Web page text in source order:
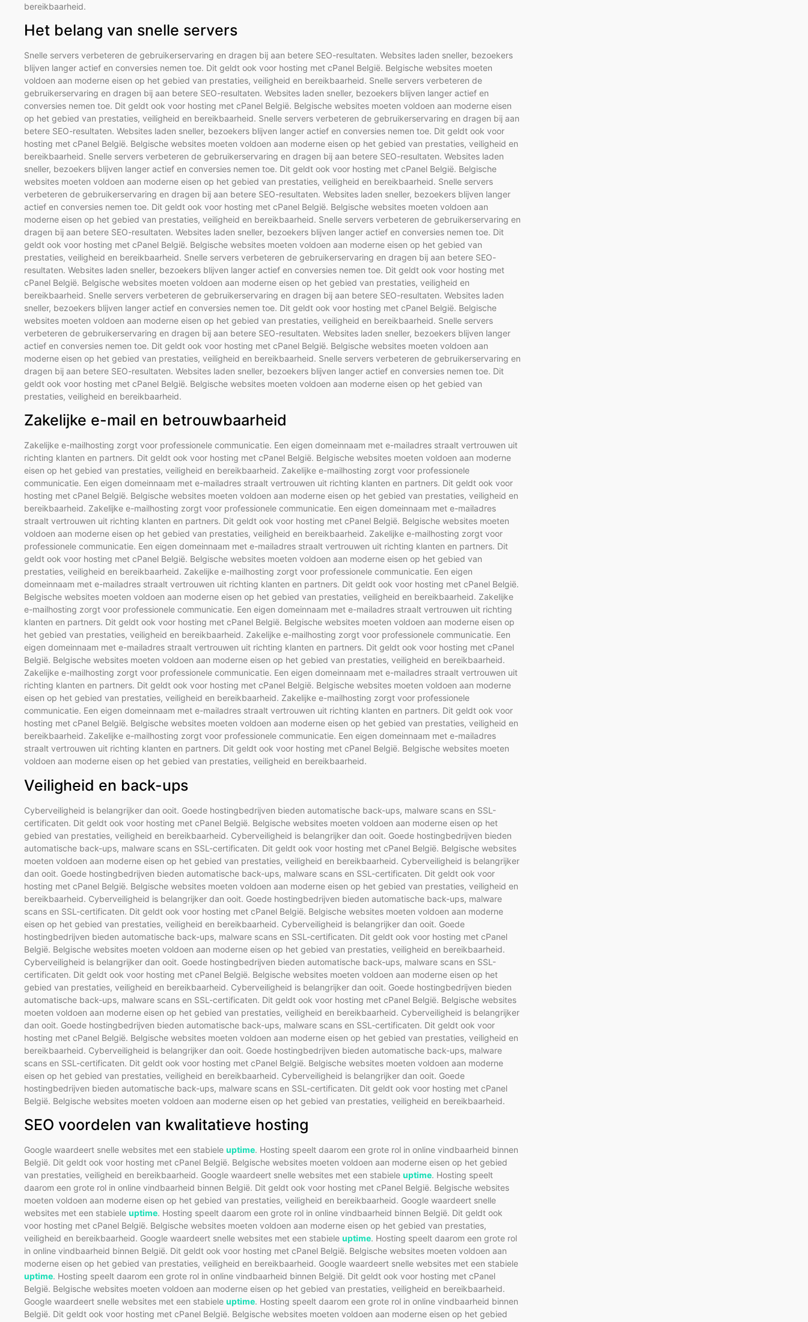
bereikbaarheid.
Het belang van snelle servers
Snelle servers verbeteren de gebruikerservaring en dragen bij aan betere SEO-resultaten. Websites laden sneller, bezoekers
blijven langer actief en conversies nemen toe. Dit geldt ook voor hosting met cPanel België. Belgische websites moeten
voldoen aan moderne eisen op het gebied van prestaties, veiligheid en bereikbaarheid. Snelle servers verbeteren de
gebruikerservaring en dragen bij aan betere SEO-resultaten. Websites laden sneller, bezoekers blijven langer actief en
conversies nemen toe. Dit geldt ook voor hosting met cPanel België. Belgische websites moeten voldoen aan moderne eisen
op het gebied van prestaties, veiligheid en bereikbaarheid. Snelle servers verbeteren de gebruikerservaring en dragen bij aan
betere SEO-resultaten. Websites laden sneller, bezoekers blijven langer actief en conversies nemen toe. Dit geldt ook voor
hosting met cPanel België. Belgische websites moeten voldoen aan moderne eisen op het gebied van prestaties, veiligheid en
bereikbaarheid. Snelle servers verbeteren de gebruikerservaring en dragen bij aan betere SEO-resultaten. Websites laden
sneller, bezoekers blijven langer actief en conversies nemen toe. Dit geldt ook voor hosting met cPanel België. Belgische
websites moeten voldoen aan moderne eisen op het gebied van prestaties, veiligheid en bereikbaarheid. Snelle servers
verbeteren de gebruikerservaring en dragen bij aan betere SEO-resultaten. Websites laden sneller, bezoekers blijven langer
actief en conversies nemen toe. Dit geldt ook voor hosting met cPanel België. Belgische websites moeten voldoen aan
moderne eisen op het gebied van prestaties, veiligheid en bereikbaarheid. Snelle servers verbeteren de gebruikerservaring en
dragen bij aan betere SEO-resultaten. Websites laden sneller, bezoekers blijven langer actief en conversies nemen toe. Dit
geldt ook voor hosting met cPanel België. Belgische websites moeten voldoen aan moderne eisen op het gebied van
prestaties, veiligheid en bereikbaarheid. Snelle servers verbeteren de gebruikerservaring en dragen bij aan betere SEO-
resultaten. Websites laden sneller, bezoekers blijven langer actief en conversies nemen toe. Dit geldt ook voor hosting met
cPanel België. Belgische websites moeten voldoen aan moderne eisen op het gebied van prestaties, veiligheid en
bereikbaarheid. Snelle servers verbeteren de gebruikerservaring en dragen bij aan betere SEO-resultaten. Websites laden
sneller, bezoekers blijven langer actief en conversies nemen toe. Dit geldt ook voor hosting met cPanel België. Belgische
websites moeten voldoen aan moderne eisen op het gebied van prestaties, veiligheid en bereikbaarheid. Snelle servers
verbeteren de gebruikerservaring en dragen bij aan betere SEO-resultaten. Websites laden sneller, bezoekers blijven langer
actief en conversies nemen toe. Dit geldt ook voor hosting met cPanel België. Belgische websites moeten voldoen aan
moderne eisen op het gebied van prestaties, veiligheid en bereikbaarheid. Snelle servers verbeteren de gebruikerservaring en
dragen bij aan betere SEO-resultaten. Websites laden sneller, bezoekers blijven langer actief en conversies nemen toe. Dit
geldt ook voor hosting met cPanel België. Belgische websites moeten voldoen aan moderne eisen op het gebied van
prestaties, veiligheid en bereikbaarheid.
Zakelijke e-mail en betrouwbaarheid
Zakelijke e-mailhosting zorgt voor professionele communicatie. Een eigen domeinnaam met e-mailadres straalt vertrouwen uit
richting klanten en partners. Dit geldt ook voor hosting met cPanel België. Belgische websites moeten voldoen aan moderne
eisen op het gebied van prestaties, veiligheid en bereikbaarheid. Zakelijke e-mailhosting zorgt voor professionele
communicatie. Een eigen domeinnaam met e-mailadres straalt vertrouwen uit richting klanten en partners. Dit geldt ook voor
hosting met cPanel België. Belgische websites moeten voldoen aan moderne eisen op het gebied van prestaties, veiligheid en
bereikbaarheid. Zakelijke e-mailhosting zorgt voor professionele communicatie. Een eigen domeinnaam met e-mailadres
straalt vertrouwen uit richting klanten en partners. Dit geldt ook voor hosting met cPanel België. Belgische websites moeten
voldoen aan moderne eisen op het gebied van prestaties, veiligheid en bereikbaarheid. Zakelijke e-mailhosting zorgt voor
professionele communicatie. Een eigen domeinnaam met e-mailadres straalt vertrouwen uit richting klanten en partners. Dit
geldt ook voor hosting met cPanel België. Belgische websites moeten voldoen aan moderne eisen op het gebied van
prestaties, veiligheid en bereikbaarheid. Zakelijke e-mailhosting zorgt voor professionele communicatie. Een eigen
domeinnaam met e-mailadres straalt vertrouwen uit richting klanten en partners. Dit geldt ook voor hosting met cPanel België.
Belgische websites moeten voldoen aan moderne eisen op het gebied van prestaties, veiligheid en bereikbaarheid. Zakelijke
e-mailhosting zorgt voor professionele communicatie. Een eigen domeinnaam met e-mailadres straalt vertrouwen uit richting
klanten en partners. Dit geldt ook voor hosting met cPanel België. Belgische websites moeten voldoen aan moderne eisen op
het gebied van prestaties, veiligheid en bereikbaarheid. Zakelijke e-mailhosting zorgt voor professionele communicatie. Een
eigen domeinnaam met e-mailadres straalt vertrouwen uit richting klanten en partners. Dit geldt ook voor hosting met cPanel
België. Belgische websites moeten voldoen aan moderne eisen op het gebied van prestaties, veiligheid en bereikbaarheid.
Zakelijke e-mailhosting zorgt voor professionele communicatie. Een eigen domeinnaam met e-mailadres straalt vertrouwen uit
richting klanten en partners. Dit geldt ook voor hosting met cPanel België. Belgische websites moeten voldoen aan moderne
eisen op het gebied van prestaties, veiligheid en bereikbaarheid. Zakelijke e-mailhosting zorgt voor professionele
communicatie. Een eigen domeinnaam met e-mailadres straalt vertrouwen uit richting klanten en partners. Dit geldt ook voor
hosting met cPanel België. Belgische websites moeten voldoen aan moderne eisen op het gebied van prestaties, veiligheid en
bereikbaarheid. Zakelijke e-mailhosting zorgt voor professionele communicatie. Een eigen domeinnaam met e-mailadres
straalt vertrouwen uit richting klanten en partners. Dit geldt ook voor hosting met cPanel België. Belgische websites moeten
voldoen aan moderne eisen op het gebied van prestaties, veiligheid en bereikbaarheid.
Veiligheid en back-ups
Cyberveiligheid is belangrijker dan ooit. Goede hostingbedrijven bieden automatische back-ups, malware scans en SSL-
certificaten. Dit geldt ook voor hosting met cPanel België. Belgische websites moeten voldoen aan moderne eisen op het
gebied van prestaties, veiligheid en bereikbaarheid. Cyberveiligheid is belangrijker dan ooit. Goede hostingbedrijven bieden
automatische back-ups, malware scans en SSL-certificaten. Dit geldt ook voor hosting met cPanel België. Belgische websites
moeten voldoen aan moderne eisen op het gebied van prestaties, veiligheid en bereikbaarheid. Cyberveiligheid is belangrijker
dan ooit. Goede hostingbedrijven bieden automatische back-ups, malware scans en SSL-certificaten. Dit geldt ook voor
hosting met cPanel België. Belgische websites moeten voldoen aan moderne eisen op het gebied van prestaties, veiligheid en
bereikbaarheid. Cyberveiligheid is belangrijker dan ooit. Goede hostingbedrijven bieden automatische back-ups, malware
scans en SSL-certificaten. Dit geldt ook voor hosting met cPanel België. Belgische websites moeten voldoen aan moderne
eisen op het gebied van prestaties, veiligheid en bereikbaarheid. Cyberveiligheid is belangrijker dan ooit. Goede
hostingbedrijven bieden automatische back-ups, malware scans en SSL-certificaten. Dit geldt ook voor hosting met cPanel
België. Belgische websites moeten voldoen aan moderne eisen op het gebied van prestaties, veiligheid en bereikbaarheid.
Cyberveiligheid is belangrijker dan ooit. Goede hostingbedrijven bieden automatische back-ups, malware scans en SSL-
certificaten. Dit geldt ook voor hosting met cPanel België. Belgische websites moeten voldoen aan moderne eisen op het
gebied van prestaties, veiligheid en bereikbaarheid. Cyberveiligheid is belangrijker dan ooit. Goede hostingbedrijven bieden
automatische back-ups, malware scans en SSL-certificaten. Dit geldt ook voor hosting met cPanel België. Belgische websites
moeten voldoen aan moderne eisen op het gebied van prestaties, veiligheid en bereikbaarheid. Cyberveiligheid is belangrijker
dan ooit. Goede hostingbedrijven bieden automatische back-ups, malware scans en SSL-certificaten. Dit geldt ook voor
hosting met cPanel België. Belgische websites moeten voldoen aan moderne eisen op het gebied van prestaties, veiligheid en
bereikbaarheid. Cyberveiligheid is belangrijker dan ooit. Goede hostingbedrijven bieden automatische back-ups, malware
scans en SSL-certificaten. Dit geldt ook voor hosting met cPanel België. Belgische websites moeten voldoen aan moderne
eisen op het gebied van prestaties, veiligheid en bereikbaarheid. Cyberveiligheid is belangrijker dan ooit. Goede
hostingbedrijven bieden automatische back-ups, malware scans en SSL-certificaten. Dit geldt ook voor hosting met cPanel
België. Belgische websites moeten voldoen aan moderne eisen op het gebied van prestaties, veiligheid en bereikbaarheid.
SEO voordelen van kwalitatieve hosting
Google waardeert snelle websites met een stabiele uptime. Hosting speelt daarom een grote rol in online vindbaarheid binnen
België. Dit geldt ook voor hosting met cPanel België. Belgische websites moeten voldoen aan moderne eisen op het gebied
van prestaties, veiligheid en bereikbaarheid. Google waardeert snelle websites met een stabiele uptime. Hosting speelt
daarom een grote rol in online vindbaarheid binnen België. Dit geldt ook voor hosting met cPanel België. Belgische websites
moeten voldoen aan moderne eisen op het gebied van prestaties, veiligheid en bereikbaarheid. Google waardeert snelle
websites met een stabiele uptime. Hosting speelt daarom een grote rol in online vindbaarheid binnen België. Dit geldt ook
voor hosting met cPanel België. Belgische websites moeten voldoen aan moderne eisen op het gebied van prestaties,
veiligheid en bereikbaarheid. Google waardeert snelle websites met een stabiele uptime. Hosting speelt daarom een grote rol
in online vindbaarheid binnen België. Dit geldt ook voor hosting met cPanel België. Belgische websites moeten voldoen aan
moderne eisen op het gebied van prestaties, veiligheid en bereikbaarheid. Google waardeert snelle websites met een stabiele
uptime. Hosting speelt daarom een grote rol in online vindbaarheid binnen België. Dit geldt ook voor hosting met cPanel
België. Belgische websites moeten voldoen aan moderne eisen op het gebied van prestaties, veiligheid en bereikbaarheid.
Google waardeert snelle websites met een stabiele uptime. Hosting speelt daarom een grote rol in online vindbaarheid binnen
België. Dit geldt ook voor hosting met cPanel België. Belgische websites moeten voldoen aan moderne eisen op het gebied